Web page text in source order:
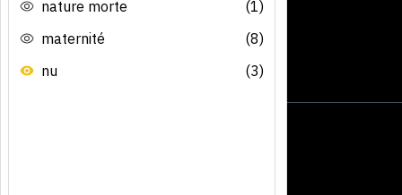
nature morte
(1)
maternité
(8)
nu
(3)